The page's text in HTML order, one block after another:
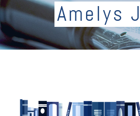
Amelys